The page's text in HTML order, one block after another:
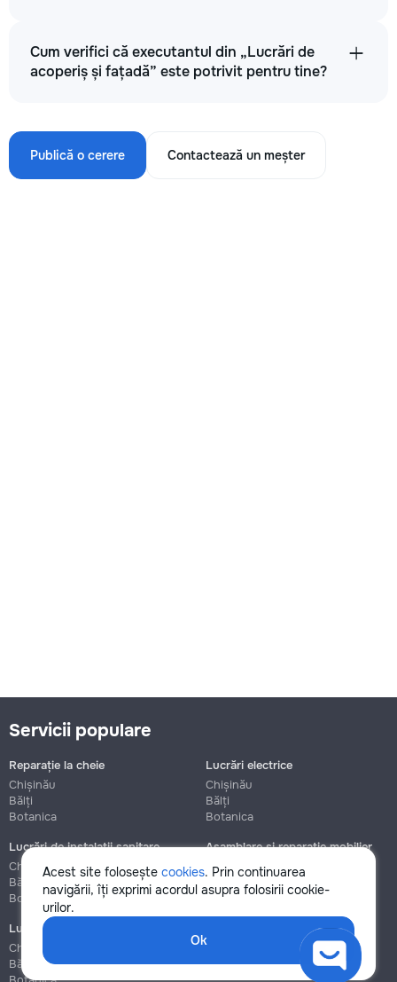
Cum verifici că executantul din „Lucrări de
acoperiș și fațadă” este potrivit pentru tine?
Publică o cerere Contactează un meșter
Acest site folosește cookies. Prin continuarea
navigării, îți exprimi acordul asupra folosirii cookie-
urilor.
Ok
Servicii populare
Reparație la cheie
Chișinău
Bălți
Botanica
Lucrări electrice
Chișinău
Bălți
Botanica
Lucrări de instalații sanitare
Chișinău
Bălți
Botanica
Asamblare și reparație mobilier
Chișinău
Botanica
Lucrări de construcție și instalare
Chișinău
Bălți